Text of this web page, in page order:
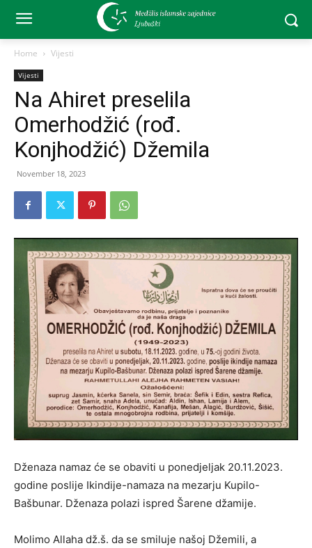
Home Vijesti
Vijesti
Na Ahiret preselila
Omerhodžić (rođ.
Konjhodžić) Džemila
November 18, 2023
Dženaza namaz će se obaviti u ponedjeljak 20.11.2023.
godine poslije Ikindije-namaza na mezarju Kupilo-
Bašbunar. Dženaza polazi ispred Šarene džamije.
Molimo Allaha dž.š. da se smiluje našoj Džemili, a